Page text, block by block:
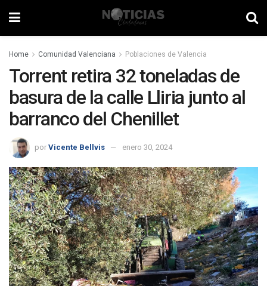
Home Comunidad Valenciana Poblaciones de Valencia
Torrent retira 32 toneladas de
basura de la calle Lliria junto al
barranco del Chenillet
por Vicente Bellvis enero 30, 2024